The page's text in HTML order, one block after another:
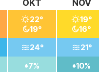
OKT
22°
19°
24°
7%
NOV
19°
16°
21°
10%